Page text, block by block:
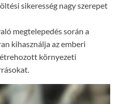
sikeresség nagy szerepet
megtelepedés során a
kihasználja az emberi
környezeti